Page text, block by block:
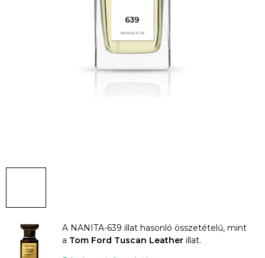
A NANITA-639 illat hasonló összetételű, mint
a Tom Ford Tuscan Leather illat.